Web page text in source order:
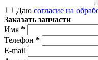
Даю согласие на
Заказать запчасти
Имя *
Телефон *
E-mail